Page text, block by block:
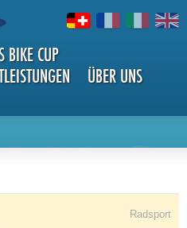
BIKE CUP
ÜBER UNS
Radsport